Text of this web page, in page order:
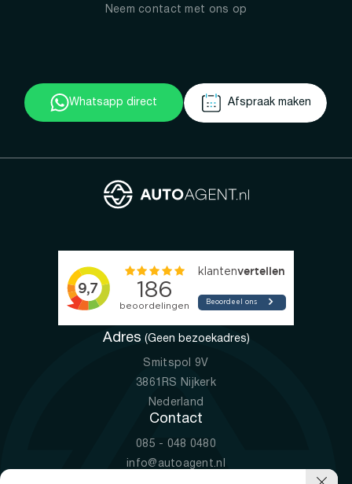
Neem contact met ons op
Whatsapp direct Afspraak maken
Adres (Geen bezoekadres)
Smitspol 9V
3861RS Nijkerk
Nederland
Contact
085 - 048 0480
info@autoagent.nl